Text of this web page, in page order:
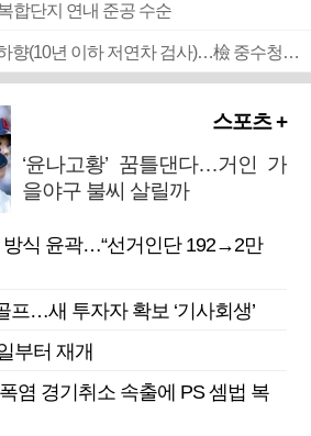
합단지 연내 준공 수순
■ 검사 신분 버리고 직급하향(10년 이하 저연차 검사)…檢 중수청행 기피
스포츠 +
‘윤나고황’ 꿈틀댄다…거인 가
을야구 불씨 살릴까
방식 윤곽…“선거인단 192→2만
프…새 투자자 확보 ‘기사회생’
부터 재개
염 경기취소 속출에 PS 셈법 복